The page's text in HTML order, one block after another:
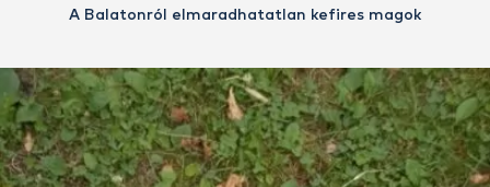
A Balatonról elmaradhatatlan kefires magok